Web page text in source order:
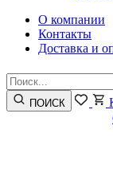
О компании
Контакты
Доставка и
ПОИСК